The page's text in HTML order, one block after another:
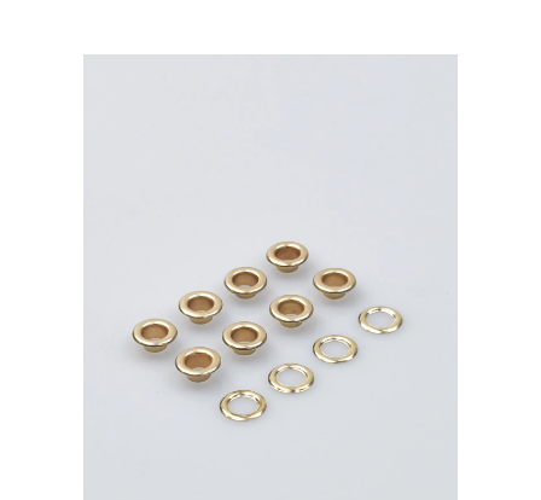
тёмный